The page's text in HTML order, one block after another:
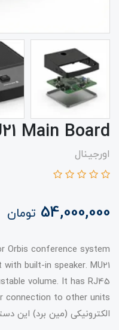
Main Board
اورجینال
54,000,000 تومان
Orbis conference system
with built-in speaker. MU21
volume. It has RJ45
الکترونیکی (مین برد) این